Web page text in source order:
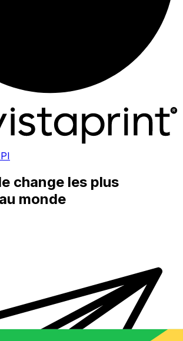
change les plus
monde